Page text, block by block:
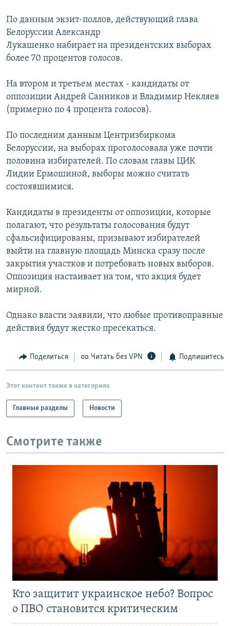
По данным экзит-поллов, действующий глава
Белоруссии Александр
Лукашенко набирает на президентских выборах
более 70 процентов голосов.
На втором и третьем местах - кандидаты от
оппозиции Андрей Санников и Владимир Некляев
(примерно по 4 процента голосов).
По последним данным Центризбиркома
Белоруссии, на выборах проголосовала уже почти
половина избирателей. По словам главы ЦИК
Лидии Ермошиной, выборы можно считать
состоявшимися.
Кандидаты в президенты от оппозиции, которые
полагают, что результаты голосования будут
сфальсифицированы, призывают избирателей
выйти на главную площадь Минска сразу после
закрытия участков и потребовать новых выборов.
Оппозиция настаивает на том, что акция будет
мирной.
Однако власти заявили, что любые противоправные
действия будут жестко пресекаться.
Поделиться Читать без VPN Подпишитесь
Этот контент также в категориях
Главные разделы Новости
Смотрите также
Кто защитит украинское небо? Вопрос
о ПВО становится критическим